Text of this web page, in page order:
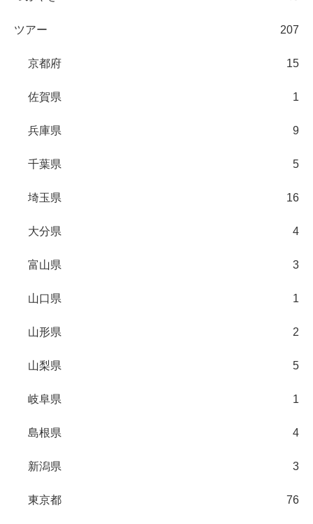
ツアー 207
京都府 15
佐賀県 1
兵庫県 9
千葉県 5
埼玉県 16
大分県 4
富山県 3
山口県 1
山形県 2
山梨県 5
岐阜県 1
島根県 4
新潟県 3
東京都 76